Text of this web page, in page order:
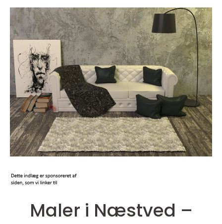
Maler i Næstved –